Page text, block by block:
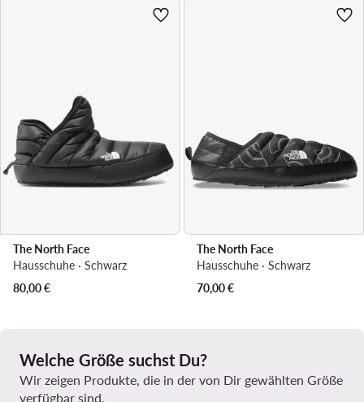
The North Face
Hausschuhe · Schwarz
80,00€
The North Face
Hausschuhe · Schwarz
70,00€
Welche Größe suchst Du?
Wir zeigen Produkte, die in der von Dir gewählten Größe
verfügbar sind.